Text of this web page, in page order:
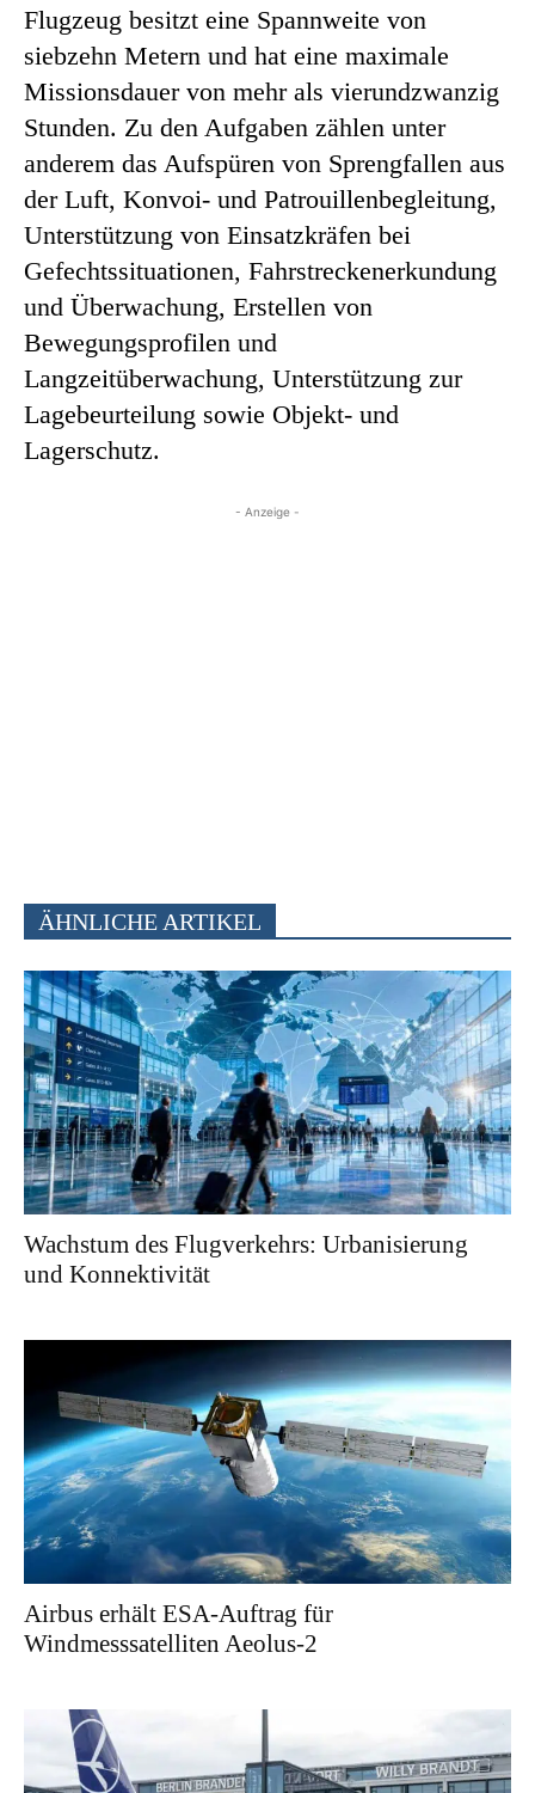
Flugzeug besitzt eine Spannweite von
siebzehn Metern und hat eine maximale
Missionsdauer von mehr als vierundzwanzig
Stunden. Zu den Aufgaben zählen unter
anderem das Aufspüren von Sprengfallen aus
der Luft, Konvoi- und Patrouillenbegleitung,
Unterstützung von Einsatzkräfen bei
Gefechtssituationen, Fahrstreckenerkundung
und Überwachung, Erstellen von
Bewegungsprofilen und
Langzeitüberwachung, Unterstützung zur
Lagebeurteilung sowie Objekt- und
Lagerschutz.
- Anzeige -
ÄHNLICHE ARTIKEL
Wachstum des Flugverkehrs: Urbanisierung
und Konnektivität
Airbus erhält ESA-Auftrag für
Windmesssatelliten Aeolus-2